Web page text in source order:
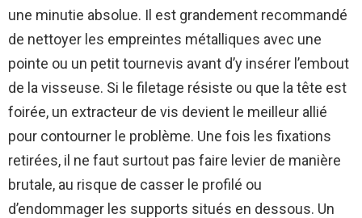
une minutie absolue. Il est grandement recommandé
de nettoyer les empreintes métalliques avec une
pointe ou un petit tournevis avant d’y insérer l’embout
de la visseuse. Si le filetage résiste ou que la tête est
foirée, un extracteur de vis devient le meilleur allié
pour contourner le problème. Une fois les fixations
retirées, il ne faut surtout pas faire levier de manière
brutale, au risque de casser le profilé ou
d’endommager les supports situés en dessous. Un